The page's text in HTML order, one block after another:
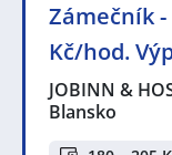
Zámečník -
Kč/hod.
JOBINN &
Blansko